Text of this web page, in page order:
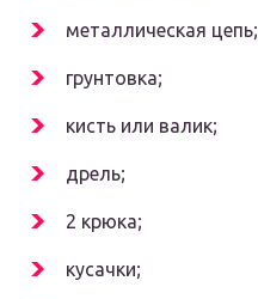
металлическая цепь;
грунтовка;
кисть или валик;
дрель;
2 крюка;
кусачки;